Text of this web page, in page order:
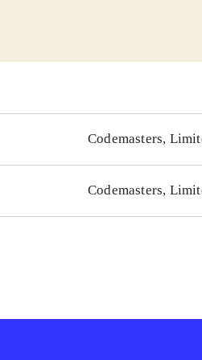
så man skal
Codemasters,
Codemasters,